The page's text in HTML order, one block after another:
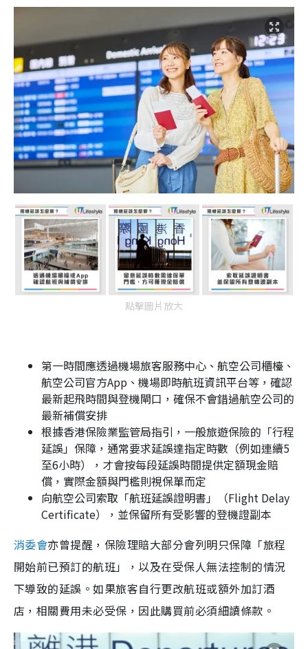
點擊圖片放大
第一時間應透過機場旅客服務中心、航空公司櫃檯、
航空公司官方App、機場即時航班資訊平台等，確認
最新起飛時間與登機閘口，確保不會錯過航空公司的
最新補償安排
根據香港保險業監管局指引，一般旅遊保險的「行程
延誤」保障，通常要求延誤達指定時數（例如連續5
至6小時），才會按每段延誤時間提供定額現金賠
償，實際金額與門檻則視保單而定
向航空公司索取「航班延誤證明書」（Flight Delay
Certificate），並保留所有受影響的登機證副本
消委會亦曾提醒，保險理賠大部分會列明只保障「旅程
開始前已預訂的航班」，以及在受保人無法控制的情況
下導致的延誤。如果旅客自行更改航班或額外加訂酒
店，相關費用未必受保，因此購買前必須細讀條款。